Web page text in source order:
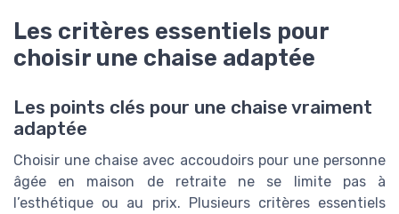
Les critères essentiels pour
choisir une chaise adaptée
Les points clés pour une chaise vraiment
adaptée
Choisir une chaise avec accoudoirs pour une personne
âgée en maison de retraite ne se limite pas à
l’esthétique ou au prix. Plusieurs critères essentiels